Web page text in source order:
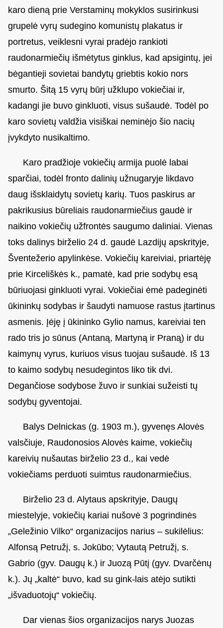
karo dieną prie Verstaminų mokyklos susirinkusi
grupelė vyrų sudegino komunistų plakatus ir
portretus, veiklesni vyrai pradėjo rankioti
raudonarmiečių išmėtytus ginklus, kad apsigintų, jei
bėgantieji sovietai bandytų griebtis kokio nors
smurto. Šitą 15 vyrų būrį užklupo vokiečiai ir,
kadangi jie buvo ginkluoti, visus sušaudė. Todėl po
karo sovietų valdžia visiškai neminėjo šio nacių
įvykdyto nusikaltimo.
Karo pradžioje vokiečių armija puolė labai
sparčiai, todėl fronto dalinių užnugaryje likdavo
daug išsklaidytų sovietų karių. Tuos paskirus ar
pakrikusius būreliais raudonarmiečius gaudė ir
naikino vokiečių užfrontės saugumo daliniai. Vienas
toks dalinys birželio 24 d. gaudė Lazdijų apskrityje,
Šventežerio apylinkėse. Vokiečių kareiviai, priartėję
prie Kirceliškės k., pamatė, kad prie sodybų esą
būriuojasi ginkluoti vyrai. Vokiečiai ėmė padeginėti
ūkininkų sodybas ir šaudyti namuose rastus įtartinus
asmenis. Įėję į ūkininko Gylio namus, kareiviai ten
rado tris jo sūnus (Antaną, Martyną ir Praną) ir du
kaimynų vyrus, kuriuos visus tuojau sušaudė. Iš 13
to kaimo sodybų nesudegintos liko tik dvi.
Degančiose sodybose žuvo ir sunkiai sužeisti tų
sodybų gyventojai.
Balys Delnickas (g. 1903 m.), gyvenęs Alovės
valsčiuje, Raudonosios Alovės kaime, vokiečių
kareivių nušautas birželio 23 d., kai vedė
vokiečiams perduoti suimtus raudonarmiečius.
Birželio 23 d. Alytaus apskrityje, Daugų
miestelyje, vokiečių kariai nušovė 3 pogrindinės
„Geležinio Vilko“ organizacijos narius – sukilėlius:
Alfonsą Petružį, s. Jokūbo; Vytautą Petružį, s.
Gabrio (gyv. Daugų k.) ir Juozą Pūtį (gyv. Dvarčėnų
k.). Jų „kaltė“ buvo, kad su gink-lais atėjo sutikti
„išvaduotojų“ vokiečių.
Dar vienas šios organizacijos narys Juozas